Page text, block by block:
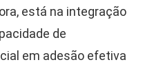
está na integração
de
em adesão efetiva